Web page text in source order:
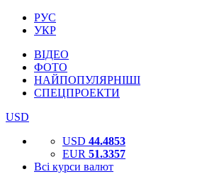
РУС
УКР
ВІДЕО
ФОТО
НАЙПОПУЛЯРНІШІ
СПЕЦПРОЕКТИ
USD
USD 44.4853
EUR 51.3357
Всі курси валют